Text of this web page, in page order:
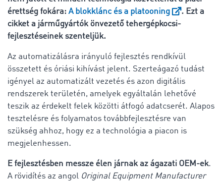
érettség fokára: A blokklánc és a platooning
. Ezt a
cikket a járműgyártók önvezető tehergépkocsi-
fejlesztéseinek szenteljük.
Az automatizálásra irányuló fejlesztés rendkívül
összetett és óriási kihívást jelent. Szerteágazó tudást
igényel az automatizált vezetés és azon digitális
rendszerek területén, amelyek egyáltalán lehetővé
teszik az érdekelt felek közötti átfogó adatcserét. Alapos
tesztelésre és folyamatos továbbfejlesztésre van
szükség ahhoz, hogy ez a technológia a piacon is
megjelenhessen.
E fejlesztésben messze élen járnak az ágazati OEM-ek.
A rövidítés az angol Original Equipment Manufacturer